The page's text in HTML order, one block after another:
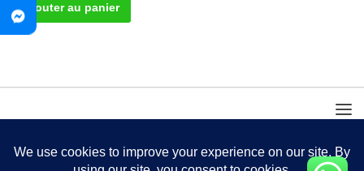
Ajouter au panier